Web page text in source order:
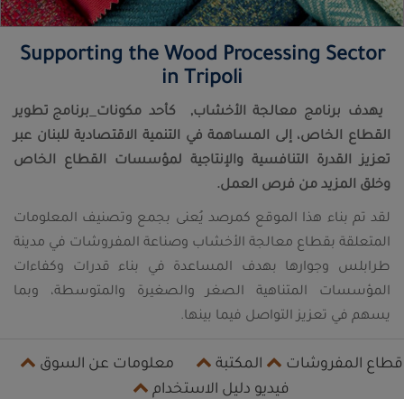
Supporting the Wood Processing Sector
in Tripoli
يهدف برنامج معالجة الأخشاب, كأحد مكونات برنامج تطوير
القطاع الخاص، إلى المساهمة في التنمية الاقتصادية للبنان عبر
تعزيز القدرة التنافسية والإنتاجية لمؤسسات القطاع الخاص
وخلق المزيد من فرص العمل.
لقد تم بناء هذا الموقع كمرصد يُعنى بجمع وتصنيف المعلومات
المتعلقة بقطاع معالجة الأخشاب وصناعة المفروشات في مدينة
طرابلس وجوارها بهدف المساعدة في بناء قدرات وكفاءات
المؤسسات المتناهية الصغر والصغيرة والمتوسطة، وبما
يسهم في تعزيز التواصل فيما بينها.
قطاع المفروشات المكتبة
معلومات عن السوق
فيديو دليل الاستخدام